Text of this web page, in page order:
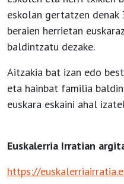
eskolan gertatzen denak
beraien herrietan
baldintzatu dezake.
Aitzakia bat izan edo
eta hainbat familia
euskara eskaini ahal
Euskalerria Irratian
https://